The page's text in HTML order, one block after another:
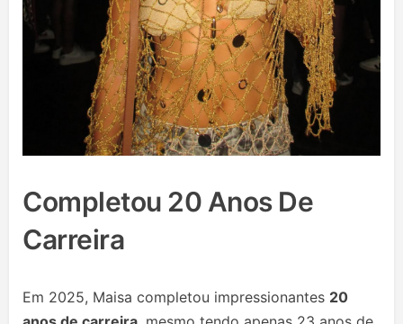
Completou 20 Anos De
Carreira
Em 2025, Maisa completou impressionantes 20